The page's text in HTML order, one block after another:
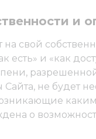
и
на свой
есть» и «как
Сайта, не будет
каким
о